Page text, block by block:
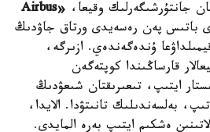
جانتۇرشىگەرلىك وقيعا،
«Airbus
باتىس پەن رەسەيدى ورتاق جاۋدىڭ
ۇندەگەندەي. ازىرگە،
قارساڭىندا كوپتەگەن
ايتىپ، تىعىرىقتان شىعۋدىڭ
بەلسەندىلىك تانىتۋدا. الايدا،
ەشكىم ايتىپ بەرە المايدى.